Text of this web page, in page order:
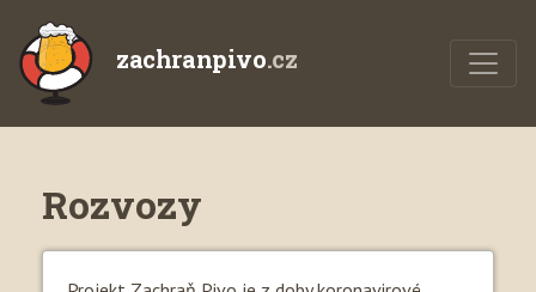
zachranpivo.cz
Rozvozy